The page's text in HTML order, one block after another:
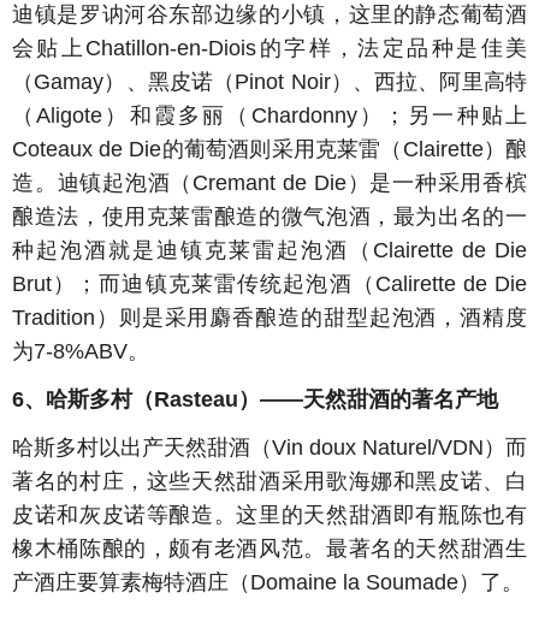
迪镇是罗讷河谷东部边缘的小镇，这里的静态葡萄酒
会贴上Chatillon-en-Diois的字样，法定品种是佳美
（Gamay）、黑皮诺（Pinot Noir）、西拉、阿里高特
（Aligote）和霞多丽（Chardonny）；另一种贴上
Coteaux de Die的葡萄酒则采用克莱雷（Clairette）酿
造。迪镇起泡酒（Cremant de Die）是一种采用香槟
酿造法，使用克莱雷酿造的微气泡酒，最为出名的一
种起泡酒就是迪镇克莱雷起泡酒（Clairette de Die
Brut）；而迪镇克莱雷传统起泡酒（Calirette de Die
Tradition）则是采用麝香酿造的甜型起泡酒，酒精度
为7-8%ABV。
6、哈斯多村（Rasteau）——天然甜酒的著名产地
哈斯多村以出产天然甜酒（Vin doux Naturel/VDN）而
著名的村庄，这些天然甜酒采用歌海娜和黑皮诺、白
皮诺和灰皮诺等酿造。这里的天然甜酒即有瓶陈也有
橡木桶陈酿的，颇有老酒风范。最著名的天然甜酒生
产酒庄要算素梅特酒庄（Domaine la Soumade）了。